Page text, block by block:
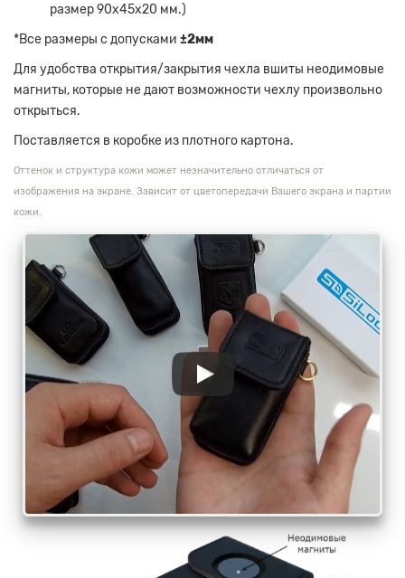
размер 90х45х20 мм.)
*Все размеры с допусками ±2мм
Для удобства открытия/закрытия чехла вшиты неодимовые
магниты, которые не дают возможности чехлу произвольно
открыться.
Поставляется в коробке из плотного картона.
Оттенок и структура кожи может незначительно отличаться от
изображения на экране. Зависит от цветопередачи Вашего экрана и партии
кожи.